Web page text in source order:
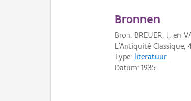
Bronnen
Bron: BREUER, J. en
L'Antiquité Classique,
Type: literatuur
Datum:1935